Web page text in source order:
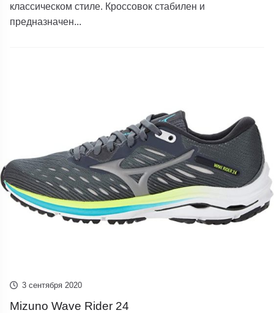
классическом стиле. Кроссовок стабилен и
предназначен...
3 сентября 2020
Mizuno Wave Rider 24